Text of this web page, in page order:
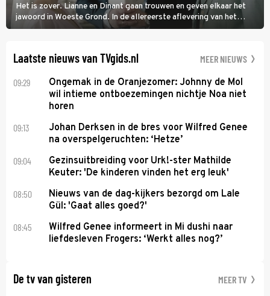
Het is zover. Lianne en Dinant gaan trouwen en geven elkaar het
jawoord in Woeste Grond. In de allereerste aflevering van het
eerste seizoen kwam Lianne vanuit de Randstad naar Twente. Daar
Laatste nieuws van TVgids.nl MEER NIEUWS
09:29
Ongemak in de Oranjezomer: Johnny de Mol
wil intieme ontboezemingen nichtje Noa niet
horen
09:13
Johan Derksen in de bres voor Wilfred Genee
na overspelgeruchten: ‘Hetze’
09:04
Gezinsuitbreiding voor Urk!-ster Mathilde
Keuter: 'De kinderen vinden het erg leuk'
08:50
Nieuws van de dag-kijkers bezorgd om Lale
Gül: 'Gaat alles goed?'
08:45
Wilfred Genee informeert in Mi dushi naar
liefdesleven Frogers: ‘Werkt alles nog?’
De tv van gisteren MEER TV